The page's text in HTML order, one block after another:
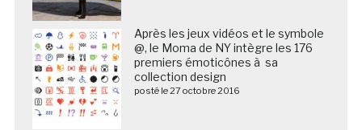
Après les jeux vidéos et le symbole
@, le Moma de NY intègre les 176
premiers émoticônes à sa
collection design
posté le 27 octobre 2016